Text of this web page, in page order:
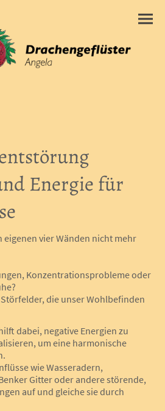
Energie für
eigenen vier Wänden nicht mehr
Konzentrationsprobleme oder
die unser Wohlbefinden
dabei, negative Energien zu
um eine harmonische
wie Wasseradern,
Gitter oder andere störende,
auf und gleiche sie durch